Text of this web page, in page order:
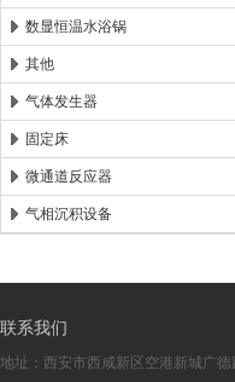
数显恒温水浴锅
其他
气体发生器
固定床
微通道反应器
气相沉积设备
联系我们
地址：西安市西咸新区空港新城广